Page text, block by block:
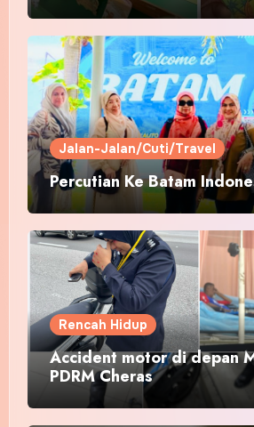
Pakaian Hari-Hari?
Jalan-Jalan/Cuti/Travel
Percutian Ke Batam
Rencah Hidup
Accident motor di depan
PDRM Cheras